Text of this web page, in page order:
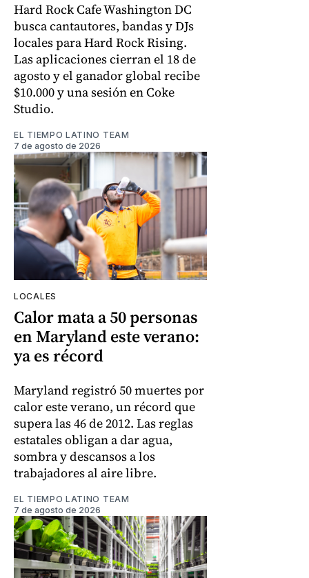
Hard Rock Cafe Washington DC
busca cantautores, bandas y DJs
locales para Hard Rock Rising.
Las aplicaciones cierran el 18 de
agosto y el ganador global recibe
$10.000 y una sesión en Coke
Studio.
EL TIEMPO LATINO TEAM
7 de agosto de 2026
LOCALES
Calor mata a 50 personas
en Maryland este verano:
ya es récord
Maryland registró 50 muertes por
calor este verano, un récord que
supera las 46 de 2012. Las reglas
estatales obligan a dar agua,
sombra y descansos a los
trabajadores al aire libre.
EL TIEMPO LATINO TEAM
7 de agosto de 2026